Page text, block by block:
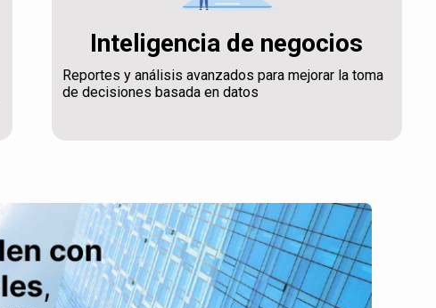
Inteligencia de negocios
Reportes y análisis avanzados para mejorar la toma
de decisiones basada en datos